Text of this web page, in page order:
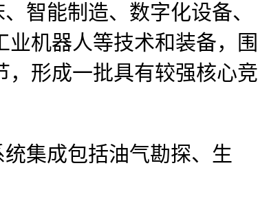
智能制造、数字化设备、
机器人等技术和装备，围
形成一批具有较强核心竞
集成包括油气勘探、生